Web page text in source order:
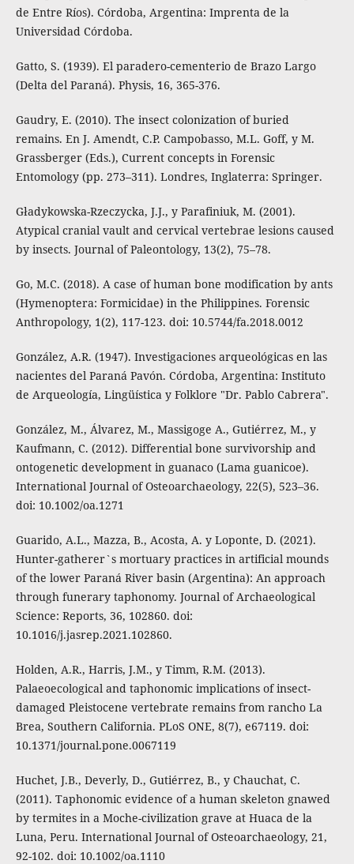
de Entre Ríos). Córdoba, Argentina: Imprenta de la
Universidad Córdoba.
Gatto, S. (1939). El paradero-cementerio de Brazo Largo
(Delta del Paraná). Physis, 16, 365-376.
Gaudry, E. (2010). The insect colonization of buried
remains. En J. Amendt, C.P. Campobasso, M.L. Goff, y M.
Grassberger (Eds.), Current concepts in Forensic
Entomology (pp. 273–311). Londres, Inglaterra: Springer.
Gładykowska-Rzeczycka, J.J., y Parafiniuk, M. (2001).
Atypical cranial vault and cervical vertebrae lesions caused
by insects. Journal of Paleontology, 13(2), 75–78.
Go, M.C. (2018). A case of human bone modification by ants
(Hymenoptera: Formicidae) in the Philippines. Forensic
Anthropology, 1(2), 117-123. doi: 10.5744/fa.2018.0012
González, A.R. (1947). Investigaciones arqueológicas en las
nacientes del Paraná Pavón. Córdoba, Argentina: Instituto
de Arqueología, Lingüística y Folklore "Dr. Pablo Cabrera".
González, M., Álvarez, M., Massigoge A., Gutiérrez, M., y
Kaufmann, C. (2012). Differential bone survivorship and
ontogenetic development in guanaco (Lama guanicoe).
International Journal of Osteoarchaeology, 22(5), 523–36.
doi: 10.1002/oa.1271
Guarido, A.L., Mazza, B., Acosta, A. y Loponte, D. (2021).
Hunter-gatherer`s mortuary practices in artificial mounds
of the lower Paraná River basin (Argentina): An approach
through funerary taphonomy. Journal of Archaeological
Science: Reports, 36, 102860. doi:
10.1016/j.jasrep.2021.102860.
Holden, A.R., Harris, J.M., y Timm, R.M. (2013).
Palaeoecological and taphonomic implications of insect-
damaged Pleistocene vertebrate remains from rancho La
Brea, Southern California. PLoS ONE, 8(7), e67119. doi:
10.1371/journal.pone.0067119
Huchet, J.B., Deverly, D., Gutiérrez, B., y Chauchat, C.
(2011). Taphonomic evidence of a human skeleton gnawed
by termites in a Moche-civilization grave at Huaca de la
Luna, Peru. International Journal of Osteoarchaeology, 21,
92-102. doi: 10.1002/oa.1110